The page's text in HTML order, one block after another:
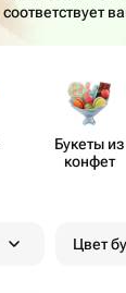
соответствует
Букеты из
конфет
Цвет